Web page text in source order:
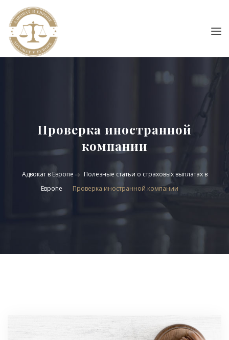
Проверка иностранной
компании
Адвокат в Европе
Полезные статьи о страховых выплатах в
Европе
Проверка иностранной компании